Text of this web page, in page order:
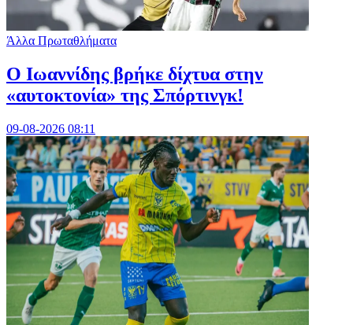
Άλλα Πρωταθλήματα
Ο Ιωαννίδης βρήκε δίχτυα στην
«αυτοκτονία» της Σπόρτινγκ!
09-08-2026 08:11